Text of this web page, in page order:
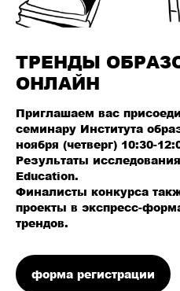
ТРЕНДЫ
ОНЛАЙН
Приглашаем вас
семинару Института
ноября (четверг) 10:30-
Результаты
Education.
Финалисты конкурса
проекты в экспресс-
трендов.
форма регистрации